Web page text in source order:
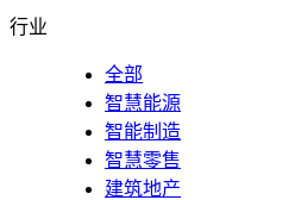
行业
全部
智慧能源
智能制造
智慧零售
建筑地产